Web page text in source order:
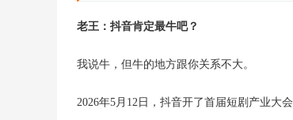
老王：抖音肯定最牛吧？
我说牛，但牛的地方跟你关系不大。
2026年5月12日，抖音开了首届短剧产业大